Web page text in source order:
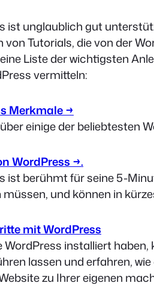
ist unglaublich gut
von Tutorials, die von der
Liste der wichtigsten
vermitteln:
Merkmale →
einige der beliebtesten
WordPress →.
ist berühmt für seine 5-
müssen, und können in
mit WordPress
WordPress installiert
lassen und erfahren,
zu Ihrer eigenen